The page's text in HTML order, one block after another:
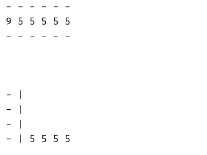
- - - - - -
5 5 5 5 5
- - - - - -
|
|
|
| 5 5 5 5